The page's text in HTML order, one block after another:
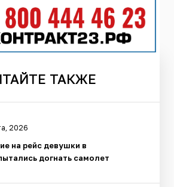
ТАКЖЕ
2026
на рейс девушки в
догнать самолет